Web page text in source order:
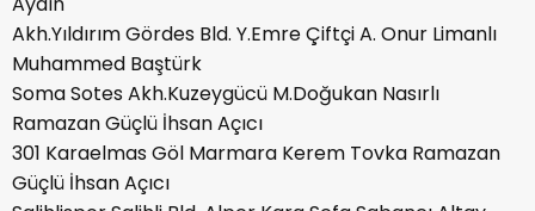
Akh.Yıldırım Gördes Bld. Y.Emre Çiftçi A. Onur Limanlı
Muhammed Baştürk
Soma Sotes Akh.Kuzeygücü M.Doğukan Nasırlı
Ramazan Güçlü İhsan Açıcı
301 Karaelmas Göl Marmara Kerem Tovka Ramazan
Güçlü İhsan Açıcı